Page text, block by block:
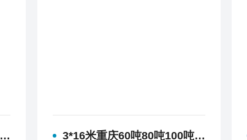
3*16米重庆60吨80吨100吨120吨150吨180吨电子地磅